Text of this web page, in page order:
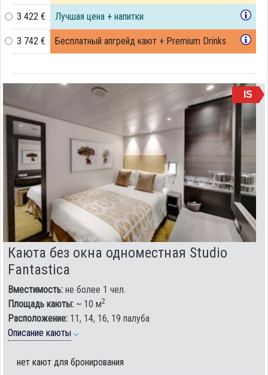
3 422 € Лучшая цена + напитки
3 742 € Бесплатный апгрейд кают + Premium Drinks
IS
Каюта без окна одноместная Studio
Fantastica
Вместимость: не более 1 чел.
Площадь каюты: ~ 10 м2
Расположение: 11, 14, 16, 19 палуба
Описание каюты
нет кают для бронирования